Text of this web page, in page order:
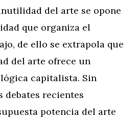
del arte se opone
que organiza el
de ello se extrapola que
del arte ofrece un
capitalista. Sin
debates recientes
potencia del arte